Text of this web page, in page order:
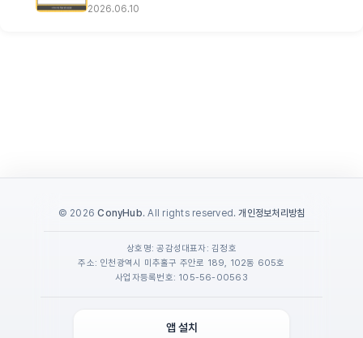
2026.06.10
© 2026ConyHub. All rights reserved.개인정보처리방침
상호명: 공감성 대표자: 김정호
주소: 인천광역시 미추홀구 주안로 189, 102동 605호
사업자등록번호: 105-56-00563
앱 설치